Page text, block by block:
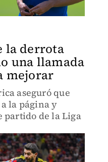
la derrota
una llamada
mejorar
aseguró que
la página y
partido de la Liga